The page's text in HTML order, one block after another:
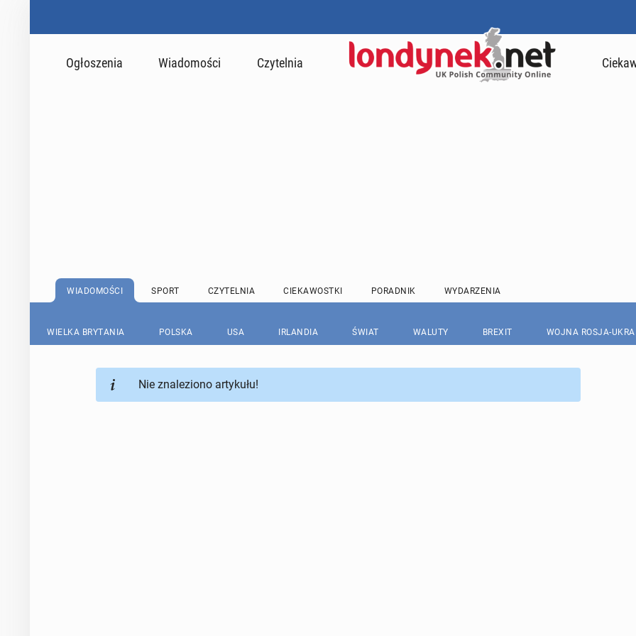
Ogłoszenia Wiadomości Czytelnia
WIADOMOŚCI SPORT CZYTELNIA CIEKAWOSTKI PORADNIK WYDARZENIA
WIELKA BRYTANIA POLSKA USA IRLANDIA ŚWIAT WALUTY BREXIT WOJNA ROSJA-
Nie znaleziono artykułu!